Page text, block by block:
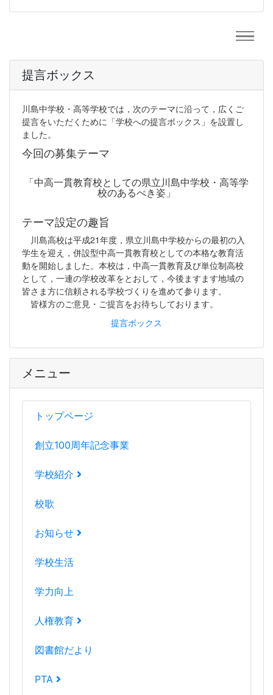
メニュー
トップページ
創立100周年記念事業
学校紹介
校歌
お知らせ
学校生活
学力向上
人権教育
図書館だより
PTA
提言ボックス
川島中学校・高等学校では，次のテーマに沿って，広くご
提言をいただくために「学校への提言ボックス」を設置し
ました。
今回の募集テーマ
「中高一貫教育校としての県立川島中学校・高等学
校のあるべき姿」
テーマ設定の趣旨
川島高校は平成21年度，県立川島中学校からの最初の入
学生を迎え，併設型中高一貫教育校としての本格な教育活
動を開始しました。本校は，中高一貫教育及び単位制高校
として，一連の学校改革をとおして，今後ますます地域の
皆さま方に信頼される学校づくりを進めて参ります。
皆様方のご意見・ご提言をお待ちしております。
提言ボックス